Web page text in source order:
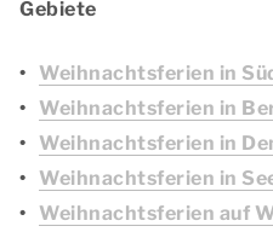
Gebiete
Weihnachtsferien in
Weihnachtsferien in
Weihnachtsferien in
Weihnachtsferien in
Weihnachtsferien auf